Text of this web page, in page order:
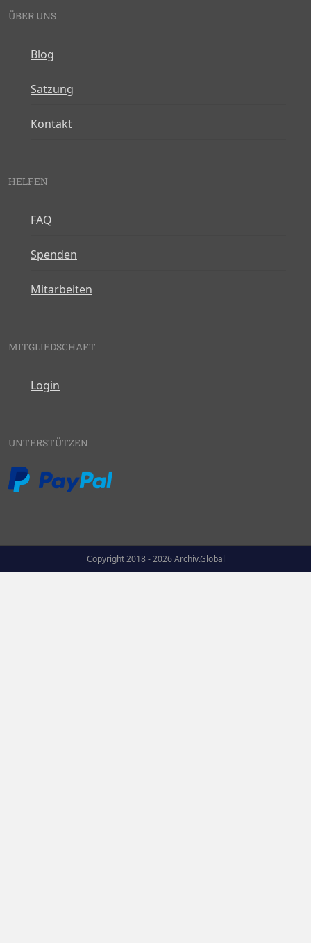
ÜBER UNS
Blog
Satzung
Kontakt
HELFEN
FAQ
Spenden
Mitarbeiten
MITGLIEDSCHAFT
Login
UNTERSTÜTZEN
Copyright 2018 - 2026 Archiv.Global